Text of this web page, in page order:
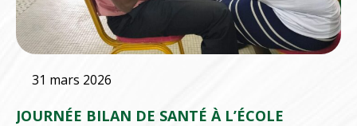
31 mars 2026
JOURNÉE BILAN DE SANTÉ À L’ÉCOLE